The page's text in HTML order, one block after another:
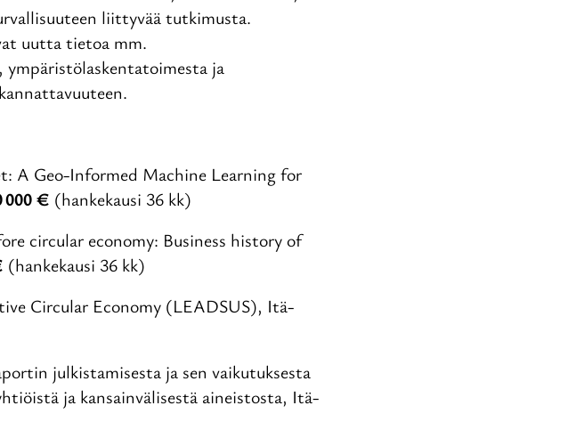
liittyvää tutkimusta.
uutta tietoa mm.
ja
A Geo-Informed Machine Learning for
000 € (hankekausi 36 kk)
circular economy: Business history of
(hankekausi 36 kk)
Circular Economy (LEADSUS), Itä-
julkistamisesta ja sen vaikutuksesta
ja kansainvälisestä aineistosta, Itä-